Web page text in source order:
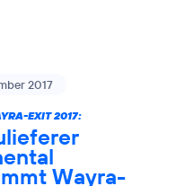
2017
EXIT 2017:
Wayra-